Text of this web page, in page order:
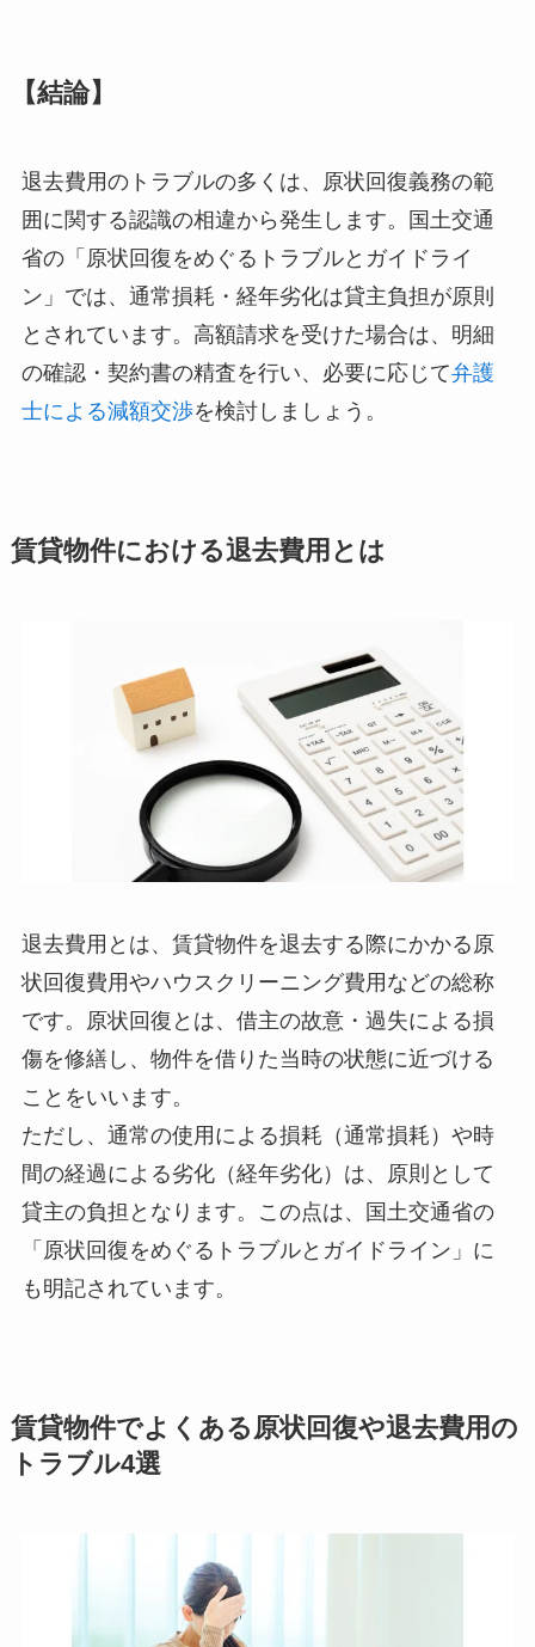
【結論】
退去費用のトラブルの多くは、原状回復義務の範
囲に関する認識の相違から発生します。国土交通
省の「原状回復をめぐるトラブルとガイドライ
ン」では、通常損耗・経年劣化は貸主負担が原則
とされています。高額請求を受けた場合は、明細
の確認・契約書の精査を行い、必要に応じて弁護
士による減額交渉を検討しましょう。
賃貸物件における退去費用とは
退去費用とは、賃貸物件を退去する際にかかる原
状回復費用やハウスクリーニング費用などの総称
です。原状回復とは、借主の故意・過失による損
傷を修繕し、物件を借りた当時の状態に近づける
ことをいいます。
ただし、通常の使用による損耗（通常損耗）や時
間の経過による劣化（経年劣化）は、原則として
貸主の負担となります。この点は、国土交通省の
「原状回復をめぐるトラブルとガイドライン」に
も明記されています。
賃貸物件でよくある原状回復や退去費用の
トラブル4選